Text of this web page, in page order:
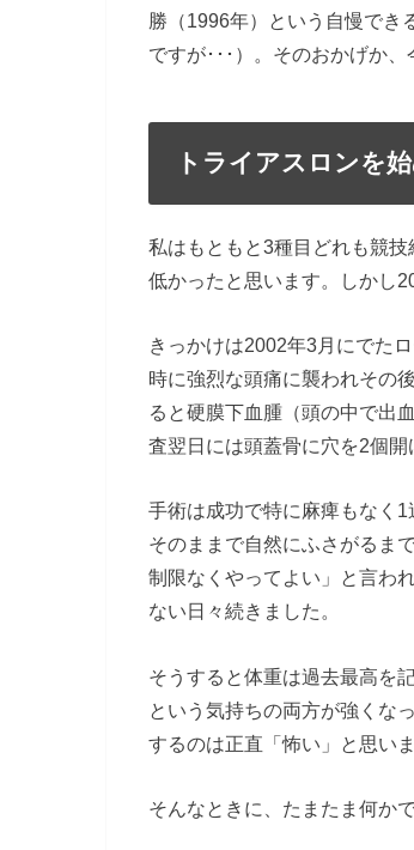
勝（1996年）という自慢でき
ですが･･･）。そのおかげか
トライアスロンを
私はもともと3種目どれも競
低かったと思います。しかし
きっかけは2002年3月にでた
時に強烈な頭痛に襲われその
ると硬膜下血腫（頭の中で出
査翌日には頭蓋骨に穴を2個開
手術は成功で特に麻痺もなく
そのままで自然にふさがるま
制限なくやってよい」と言わ
ない日々続きました。
そうすると体重は過去最高を
という気持ちの両方が強くな
するのは正直「怖い」と思い
そんなときに、たまたま何か